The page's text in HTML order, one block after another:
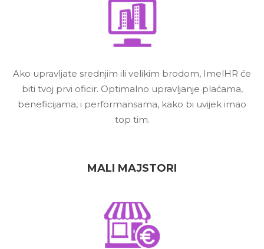
Ako upravljate srednjim ili velikim brodom, ImelHR će
biti tvoj prvi oficir. Optimalno upravljanje plaćama,
beneficijama, i performansama, kako bi uvijek imao
top tim.
MALI MAJSTORI